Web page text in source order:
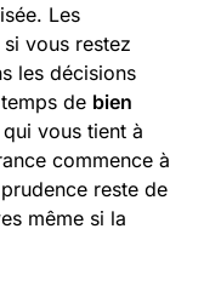
Les
vous restez
les décisions
de bien
vous tient à
commence à
reste de
même si la